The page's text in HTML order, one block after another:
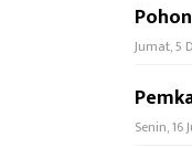
Jumat, 5
Senin, 16